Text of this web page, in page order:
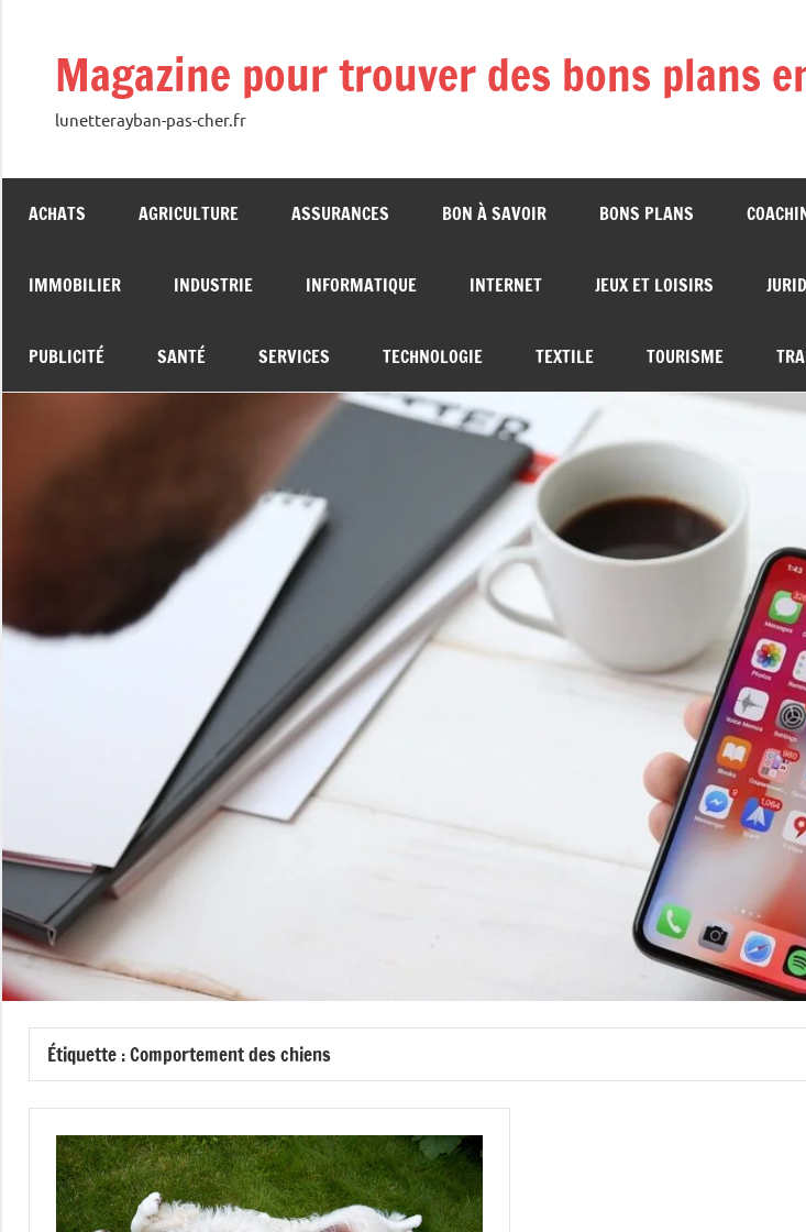
contenuMagazine pour trouver des bons plans
lunetterayban-pas-cher.fr
ACHATS AGRICULTURE ASSURANCES BON À SAVOIR BONS PLANS
IMMOBILIER INDUSTRIE INFORMATIQUE INTERNET JEUX ET LOISIRS
PUBLICITÉ SANTÉ SERVICES TECHNOLOGIE TEXTILE TOURISME
Étiquette :Comportement des chiens